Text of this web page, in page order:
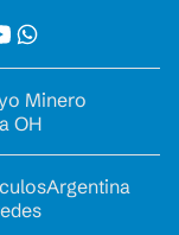
Minero
OH
Argentina